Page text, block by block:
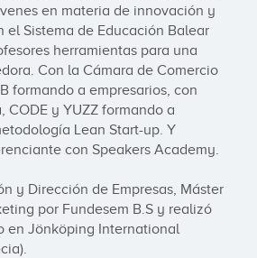
en materia de innovación y
el Sistema de Educación Balear
herramientas para una
Con la Cámara de Comercio
formando a empresarios, con
CODE y YUZZ formando a
Lean Start-up. Y
con Speakers Academy.
y Dirección de Empresas, Máster
por Fundesem B.S y realizó
en Jönköping International